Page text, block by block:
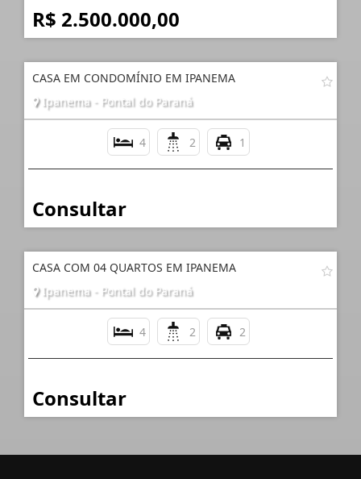
R$ 2.500.000,00
CASA EM CONDOMÍNIO EM IPANEMA
Ipanema - Pontal do Paraná
4 2 1
Consultar
CASA COM 04 QUARTOS EM IPANEMA
Ipanema - Pontal do Paraná
4 2 2
Consultar